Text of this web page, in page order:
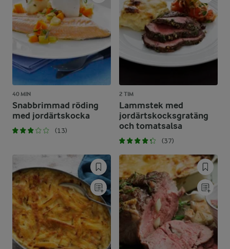
40 MIN
Snabbrimmad röding
med jordärtskocka
(13)
2 TIM
Lammstek med
jordärtskocksgratäng
och tomatsalsa
(37)